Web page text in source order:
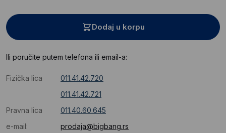
Dodaj u korpu
Ili poručite putem telefona ili email-a:
Fizička lica
011.41.42.720
011.41.42.721
Pravna lica
011.40.60.645
e-mail:
prodaja@bigbang.rs